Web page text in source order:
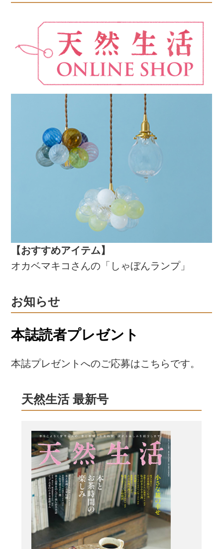
【おすすめアイテム】
オカベマキコさんの「しゃぼんランプ」
お知らせ
本誌読者プレゼント
本誌プレゼントへのご応募はこちらです。
天然生活 最新号